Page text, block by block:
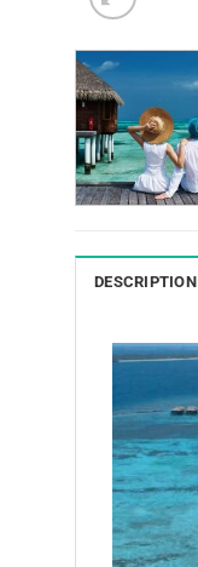
DESCRIPTION